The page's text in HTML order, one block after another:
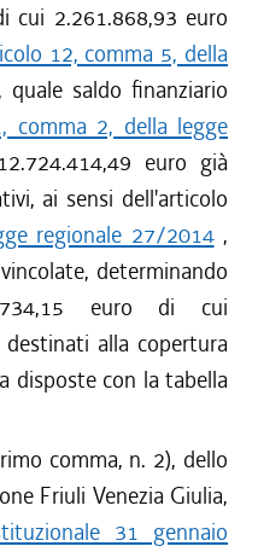
cui 2.261.868,93 euro
12, comma 5, della
quale saldo finanziario
comma 2, della legge
euro già
ai sensi dell'articolo
regionale 27/2014,
determinando
euro di cui
alla copertura
disposte con la tabella
comma, n. 2), dello
Friuli Venezia Giulia,
31 gennaio